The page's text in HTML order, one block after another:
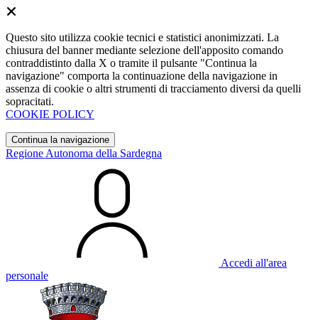
Questo sito utilizza cookie tecnici e statistici anonimizzati. La
chiusura del banner mediante selezione dell'apposito comando
contraddistinto dalla X o tramite il pulsante "Continua la
navigazione" comporta la continuazione della navigazione in
assenza di cookie o altri strumenti di tracciamento diversi da quelli
sopracitati.
COOKIE POLICY
Continua la navigazione
Regione Autonoma della Sardegna
Accedi all'area
personale